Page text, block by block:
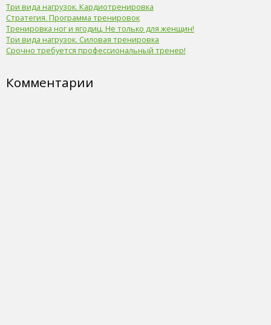
Три вида нагрузок. Кардиотренировка
Стратегия. Программа тренировок
Тренировка ног и ягодиц. Не только для женщин!
Три вида нагрузок. Силовая тренировка
Срочно требуется профессиональный тренер!
Комментарии